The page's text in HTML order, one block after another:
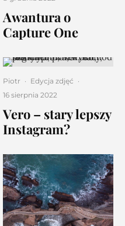
Awantura o
Capture One
Piotr · Edycja zdjęć ·
16 sierpnia 2022
Vero – stary lepszy
Instagram?